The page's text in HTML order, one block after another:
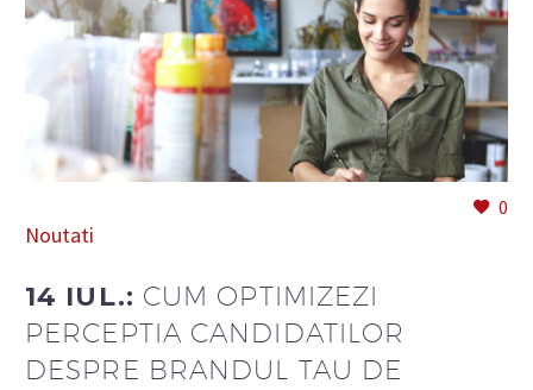
0
Noutati
14 IUL.: CUM OPTIMIZEZI
PERCEPTIA CANDIDATILOR
DESPRE BRANDUL TAU DE